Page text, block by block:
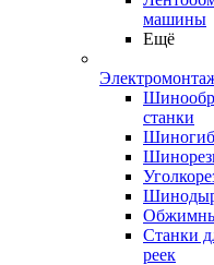
машины
Ещё
станки
Станки
реек